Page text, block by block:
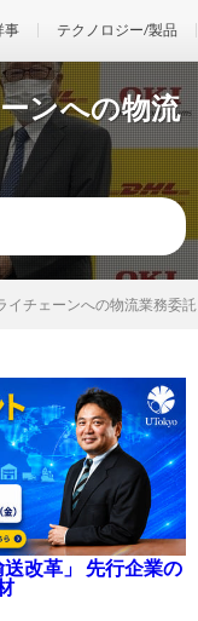
事 テクノロジー/製品
ンへの物流
イチェーンへの物流業務委
改革」 先行企業の